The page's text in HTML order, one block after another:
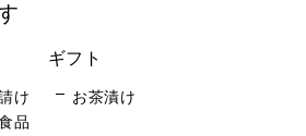
け
品
ギフト
お茶漬け